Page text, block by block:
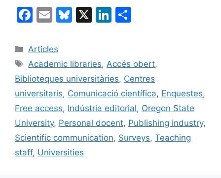
F
c
e
b
o
o
k
E
ai
l
Bl
s
k
y
X
Li
e
dI
n
p
ar
te
ix
Categories
Articles
Etiquetes
Academic libraries,Accés obert,
Biblioteques universitàries, Centres
universitaris, Comunicació científica, Enquestes,
Free access, Indústria editorial, Oregon State
University, Personal docent, Publishing industry,
Scientific communication, Surveys, Teaching
staff, Universities